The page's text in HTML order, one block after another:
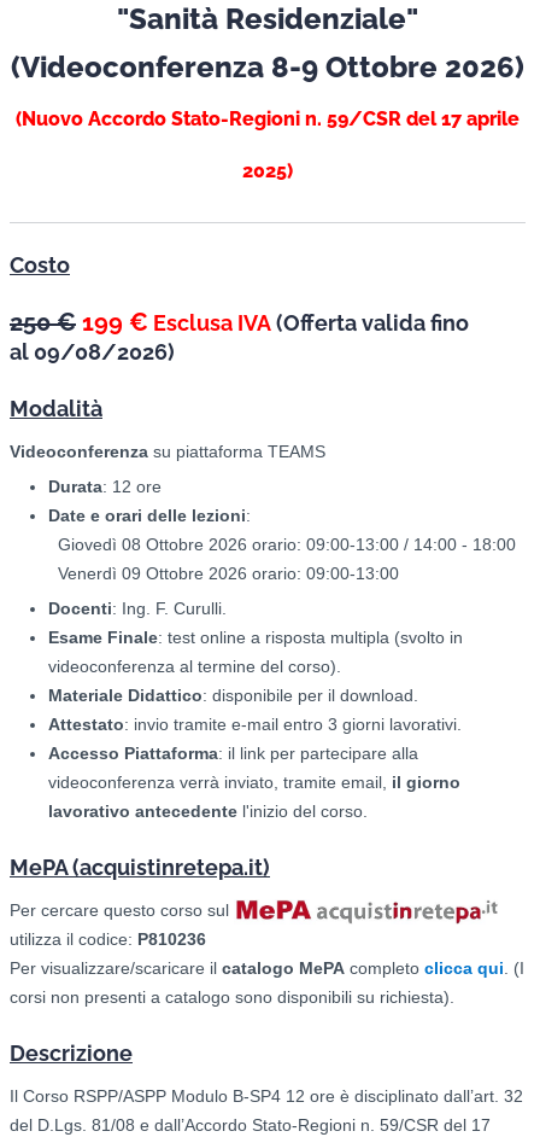
"Sanità Residenziale"
(Videoconferenza 8-9 Ottobre 2026)
(Nuovo Accordo Stato-Regioni n. 59/CSR del 17 aprile
2025)
Costo
250 € 199 € Esclusa IVA(Offerta valida fino
al 09/08/2026)
Modalità
Videoconferenza su piattaforma TEAMS
Durata: 12 ore
Date e orari delle lezioni:
Giovedì 08 Ottobre 2026 orario: 09:00-13:00 / 14:00 - 18:00
Venerdì 09 Ottobre 2026 orario: 09:00-13:00
Docenti: Ing. F. Curulli.
Esame Finale: test online a risposta multipla (svolto in
videoconferenza al termine del corso).
Materiale Didattico: disponibile per il download.
Attestato: invio tramite e-mail entro 3 giorni lavorativi.
Accesso Piattaforma: il link per partecipare alla
videoconferenza verrà inviato, tramite email, il giorno
lavorativo antecedente l'inizio del corso.
MePA (acquistinretepa.it)
Per cercare questo corso sul
utilizza il codice: P810236
Per visualizzare/scaricare il catalogo MePA completo clicca qui. (I
corsi non presenti a catalogo sono disponibili su richiesta).
Descrizione
Il Corso RSPP/ASPP Modulo B-SP4 12 ore è disciplinato dall’art. 32
del D.Lgs. 81/08 e dall’Accordo Stato-Regioni n. 59/CSR del 17